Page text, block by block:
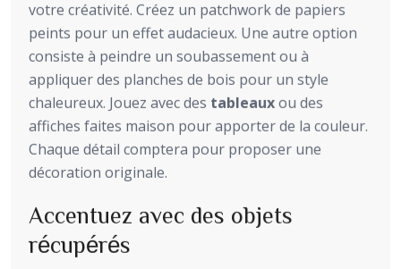
votre créativité. Créez un patchwork de papiers
peints pour un effet audacieux. Une autre option
consiste à peindre un soubassement ou à
appliquer des planches de bois pour un style
chaleureux. Jouez avec des tableauxou des
affiches faites maison pour apporter de la couleur.
Chaque détail comptera pour proposer une
décoration originale.
Accentuez avec des objets
récupérés